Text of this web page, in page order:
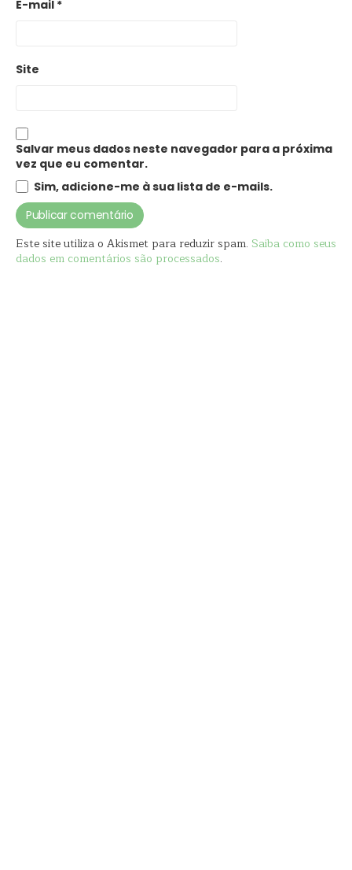
E-mail *
Site
Salvar meus dados neste navegador para a próxima
vez que eu comentar.
Sim, adicione-me à sua lista de e-mails.
Este site utiliza o Akismet para reduzir spam. Saiba como seus
dados em comentários são processados.